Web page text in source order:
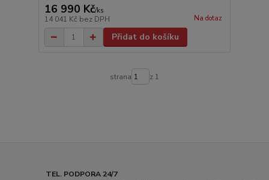
16 990 Kč/ks
14 041 Kč bez DPH Na dotaz
Přidat do košíku
strana z 1
TEL. PODPORA 24/7